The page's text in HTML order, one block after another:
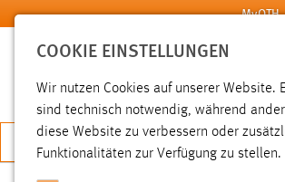
Zum Hauptinhalt springen MyOTH
JETZT BEWERBEN
COOKIE EINSTELLUNGEN
Wir nutzen Cookies auf unserer Website.
sind technisch notwendig, während
diese Website zu verbessern oder
Funktionalitäten zur Verfügung zu stellen.